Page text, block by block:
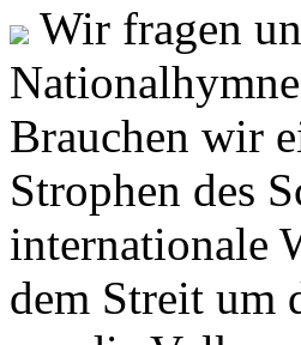
Wir fragen
Brauchen wir
Strophen des
internationale
dem Streit um